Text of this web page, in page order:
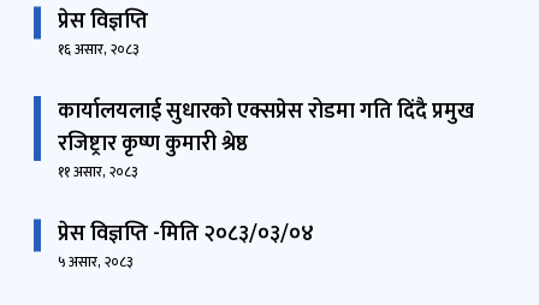
प्रेस विज्ञप्ति
१६ असार, २०८३
कार्यालयलाई सुधारको एक्सप्रेस रोडमा गति दिंदै प्रमुख
रजिष्ट्रार कृष्ण कुमारी श्रेष्ठ
११ असार, २०८३
प्रेस विज्ञप्ति -मिति २०८३/०३/०४
५ असार, २०८३